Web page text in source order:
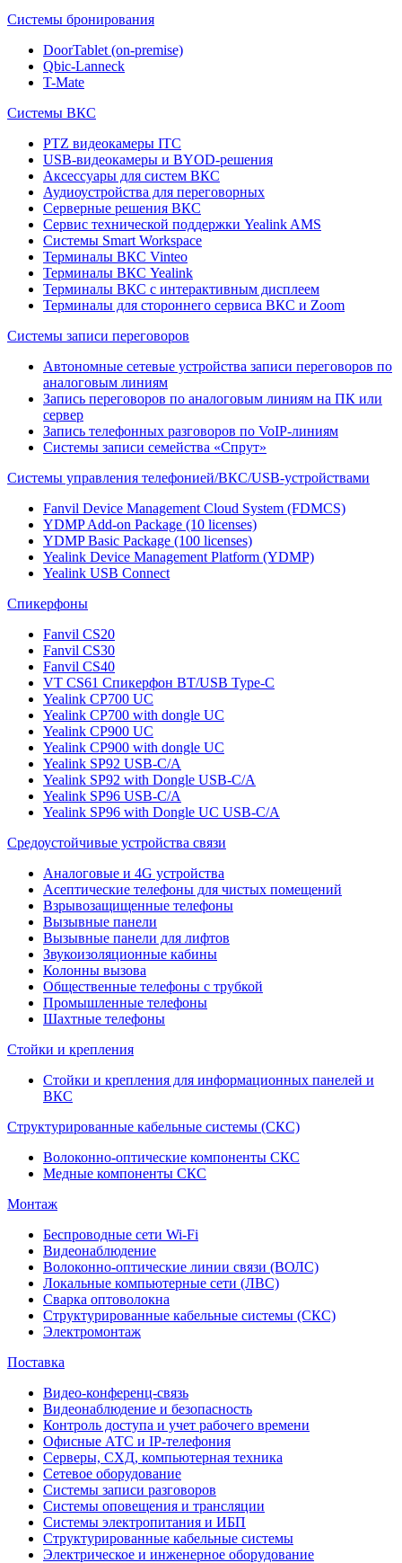
Системы бронирования
DoorTablet (on-premise)
Qbic-Lanneck
T-Mate
Системы ВКС
PTZ видеокамеры ITC
USB-видеокамеры и BYOD-решения
Аксессуары для систем ВКС
Аудиоустройства для переговорных
Серверные решения ВКС
Сервис технической поддержки Yealink AMS
Системы Smart Workspace
Терминалы ВКС Vinteo
Терминалы ВКС Yealink
Терминалы ВКС с интерактивным дисплеем
Терминалы для стороннего сервиса ВКС и Zoom
Системы записи переговоров
Автономные сетевые устройства записи переговоров по
аналоговым линиям
Запись переговоров по аналоговым линиям на ПК или
сервер
Запись телефонных разговоров по VoIP-линиям
Системы записи семейства «Спрут»
Системы управления телефонией/ВКС/USB-устройствами
Fanvil Device Management Cloud System (FDMCS)
YDMP Add-on Package (10 licenses)
YDMP Basic Package (100 licenses)
Yealink Device Management Platform (YDMP)
Yealink USB Connect
Спикерфоны
Fanvil CS20
Fanvil CS30
Fanvil CS40
VT CS61 Cпикерфон BT/USB Type-C
Yealink CP700 UC
Yealink CP700 with dongle UC
Yealink CP900 UC
Yealink CP900 with dongle UC
Yealink SP92 USB-C/A
Yealink SP92 with Dongle USB-C/A
Yealink SP96 USB-C/A
Yealink SP96 with Dongle UC USB-C/A
Средоустойчивые устройства связи
Аналоговые и 4G устройства
Асептические телефоны для чистых помещений
Взрывозащищенные телефоны
Вызывные панели
Вызывные панели для лифтов
Звукоизоляционные кабины
Колонны вызова
Общественные телефоны с трубкой
Промышленные телефоны
Шахтные телефоны
Стойки и крепления
Стойки и крепления для информационных панелей и
ВКС
Структурированные кабельные системы (СКС)
Волоконно-оптические компоненты СКС
Медные компоненты СКС
Монтаж
Беспроводные сети Wi-Fi
Видеонаблюдение
Волоконно-оптические линии связи (ВОЛС)
Локальные компьютерные сети (ЛВС)
Сварка оптоволокна
Структурированные кабельные системы (СКС)
Электромонтаж
Поставка
Видео-конференц-связь
Видеонаблюдение и безопасность
Контроль доступа и учет рабочего времени
Офисные АТС и IP-телефония
Серверы, СХД, компьютерная техника
Сетевое оборудование
Системы записи разговоров
Системы оповещения и трансляции
Системы электропитания и ИБП
Структурированные кабельные системы
Электрическое и инженерное оборудование